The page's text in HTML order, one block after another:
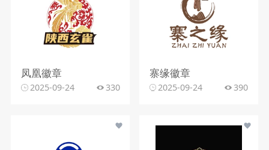
凤凰徽章
2025-09-24 330
寨缘徽章
2025-09-24 390